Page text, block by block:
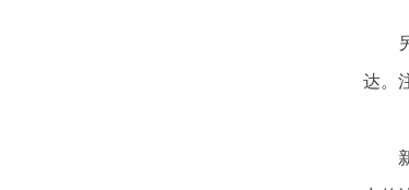
另
达。
新